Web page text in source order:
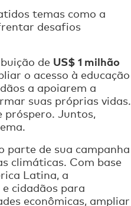
temas como a
desafios
de US$ 1 milhão
o acesso à educação
a apoiarem a
suas próprias vidas.
próspero. Juntos,
parte de sua campanha
climáticas. Com base
Latina, a
cidadãos para
econômicas, ampliar